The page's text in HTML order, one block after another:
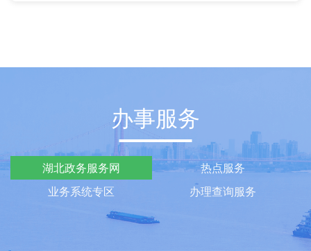
办事服务
湖北政务服务网
热点服务
业务系统专区
办理查询服务